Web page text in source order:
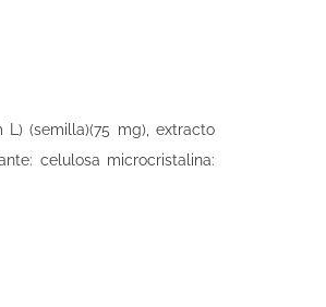
(semilla)(75 mg), extracto
celulosa microcristalina: